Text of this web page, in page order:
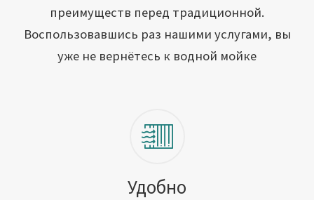
Сотрудничество
Вакансии
Адреса обслуживания
преимуществ перед традиционной.
Воспользовавшись раз нашими услугами, вы
уже не вернётесь к водной мойке
Удобно